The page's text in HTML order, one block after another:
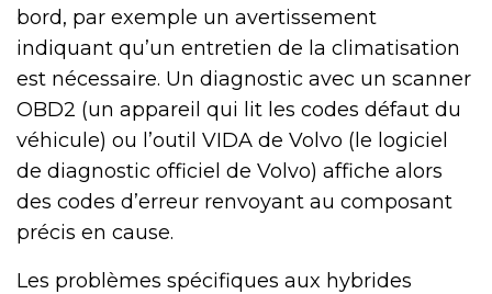
bord, par exemple un avertissement
indiquant qu’un entretien de la climatisation
est nécessaire. Un diagnostic avec un scanner
OBD2 (un appareil qui lit les codes défaut du
véhicule) ou l’outil VIDA de Volvo (le logiciel
de diagnostic officiel de Volvo) affiche alors
des codes d’erreur renvoyant au composant
précis en cause.
Les problèmes spécifiques aux hybrides